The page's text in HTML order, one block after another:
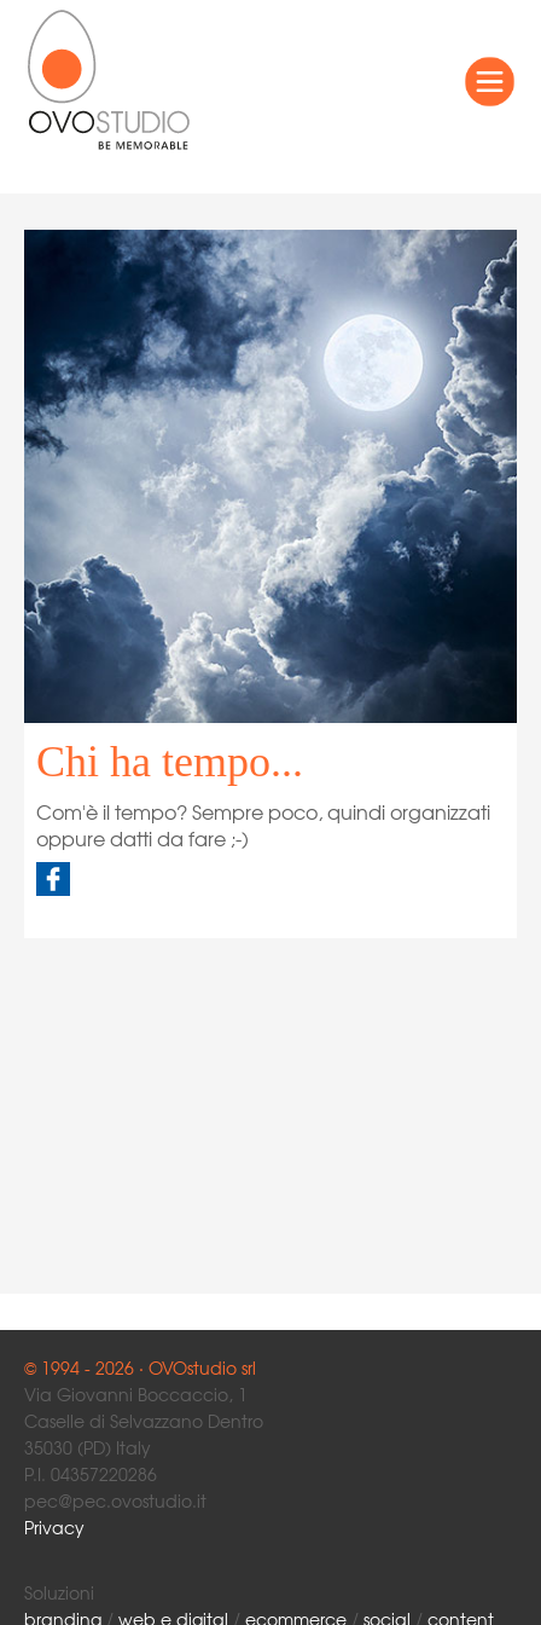
Chi ha tempo...
Com'è il tempo? Sempre poco, quindi organizzati
oppure datti da fare ;-)
© 1994 - 2026 · OVOstudio srl
Via Giovanni Boccaccio, 1
Caselle di Selvazzano Dentro
35030 (PD) Italy
P.I. 04357220286
pec@pec.ovostudio.it
Privacy
Soluzioni
branding / web e digital / ecommerce / social / content